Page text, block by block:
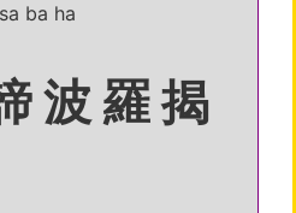
ba ha
波 羅 揭